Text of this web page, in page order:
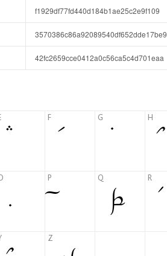
f1929df77fd440d184b1ae25c2e9f109
3570386c86a92089540df652dde17be9
42fc2659cce0412a0c56ca5c4d701eaa